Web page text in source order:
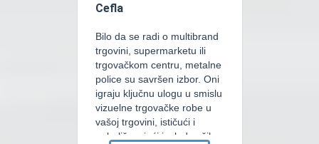
Cefla
Bilo da se radi o multibrand
trgovini, supermarketu ili
trgovačkom centru, metalne
police su savršen izbor. Oni
igraju ključnu ulogu u smislu
vizuelne trgovačke robe u
vašoj trgovini, ističući i
poboljšavajući izgled vaših